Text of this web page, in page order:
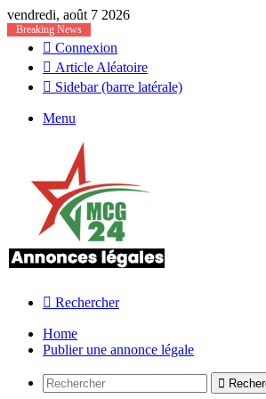
vendredi, août 7 2026
Breaking News
Connexion
Article Aléatoire
Sidebar (barre latérale)
Menu
Rechercher
Home
Publier une annonce légale